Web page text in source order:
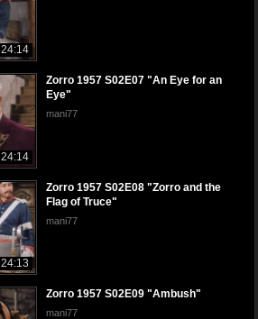
24:14
24:14
Zorro 1957 S02E07 "An Eye for an
Eye"
mani77
24:13
Zorro 1957 S02E08 "Zorro and the
Flag of Truce"
mani77
Zorro 1957 S02E09 "Ambush"
mani77